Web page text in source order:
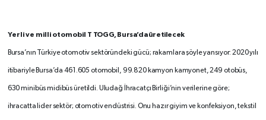
Yerli ve milli otomobil T TOGG, Bursa’da üretilecek
Bursa’nın Türkiye otomotiv sektöründeki gücü; rakamlara şöyle yansıyor: 2020 yılı
itibariyle Bursa’da 461.605 otomobil, 99.820 kamyon kamyonet, 249 otobüs,
630 minibüs midibüs üretildi. Uludağ İhracatçı Birliği’nin verilerine göre;
ihracatta lider sektör; otomotiv endüstrisi. Onu hazır giyim ve konfeksiyon, tekstil